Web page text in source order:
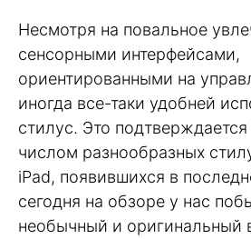
Несмотря на повальное
сенсорными интерфейсами,
ориентированными на
иногда все-таки удобней
стилус. Это
числом разнообразных
iPad, появившихся в
сегодня на обзоре у нас
необычный и оригинальный